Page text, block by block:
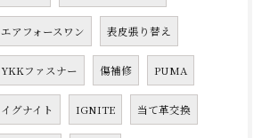
エアフォースワン 表皮張り替え
YKKファスナー 傷補修 PUMA
イグナイト IGNITE 当て革交換